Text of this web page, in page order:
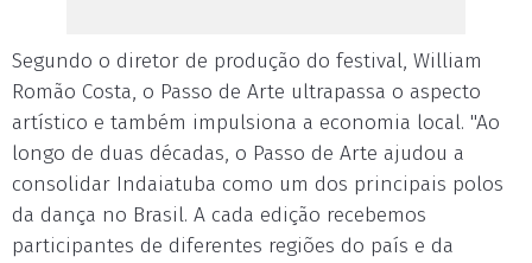
Segundo o diretor de produção do festival, William
Romão Costa, o Passo de Arte ultrapassa o aspecto
artístico e também impulsiona a economia local. "Ao
longo de duas décadas, o Passo de Arte ajudou a
consolidar Indaiatuba como um dos principais polos
da dança no Brasil. A cada edição recebemos
participantes de diferentes regiões do país e da